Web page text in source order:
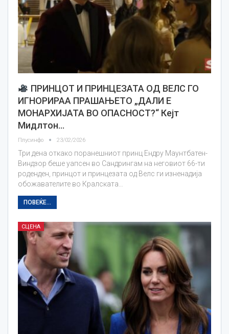
ПРИНЦОТ И ПРИНЦЕЗАТА ОД ВЕЛС ГО
ИГНОРИРАА ПРАШАЊЕТО „ДАЛИ Е
МОНАРХИЈАТА ВО ОПАСНОСТ?“ Кејт
Мидлтон…
Плусинфо 23/02/2026
Три дена откако поранешниот принц Ендру Маунтбатен-
Виндзор беше уапсен во Сандрингам на неговиот 66-ти
роденден, принцот и принцезата од Велс ги изненадија
обожавателите во Кралската…
ПОВЕЌЕ...
СЦЕНА